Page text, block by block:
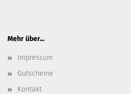
Mehr über...
Impressum
Gutscheine
Kontakt